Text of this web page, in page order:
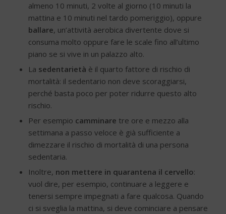
almeno 10 minuti, 2 volte al giorno (10 minuti la
mattina e 10 minuti nel tardo pomeriggio), oppure
ballare, un’attività aerobica divertente dove si
consuma molto oppure fare le scale fino all’ultimo
piano se si vive in un palazzo alto.
La sedentarietà è il quarto fattore di rischio di
mortalità: il sedentario non deve scoraggiarsi,
perché basta poco per poter ridurre questo alto
rischio.
Per esempio camminare tre ore e mezzo alla
settimana a passo veloce è già sufficiente a
dimezzare il rischio di mortalità di una persona
sedentaria.
Inoltre, non mettere in quarantena il cervello:
vuol dire, per esempio, continuare a leggere e
tenersi sempre impegnati a fare qualcosa. Quando
ci si sveglia la mattina, si deve cominciare a pensare